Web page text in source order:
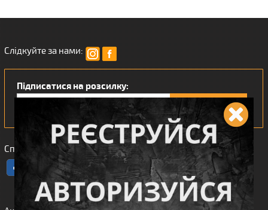
Слідкуйте за нами:
Підписатися на розсилку:
Сподобався наш інтернет магазин?